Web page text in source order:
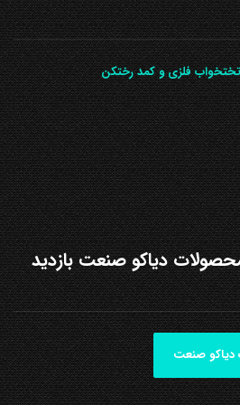
تختخواب فلزی و کمد رختکن
دیاکو صنعت بازدید
دیاکو صنعت